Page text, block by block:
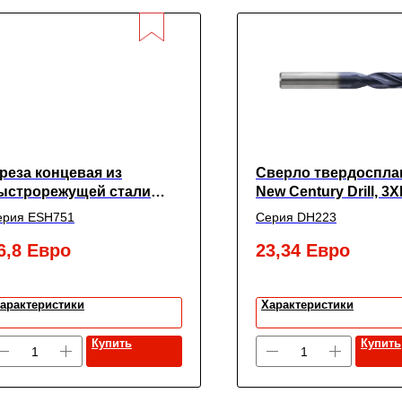
концевая из
стали
HARDENED
с углом
30° черновая с
New Century
ESH751
Евро
Купить
Сверло
New Century Drill,
покрытием TiАIN,
6.9X8X34X79
Серия DH223
23,34 Евро
Характеристики
Купить